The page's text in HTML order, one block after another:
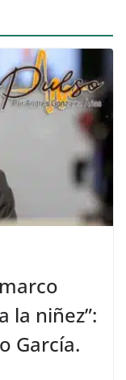
la niñez”:
García.